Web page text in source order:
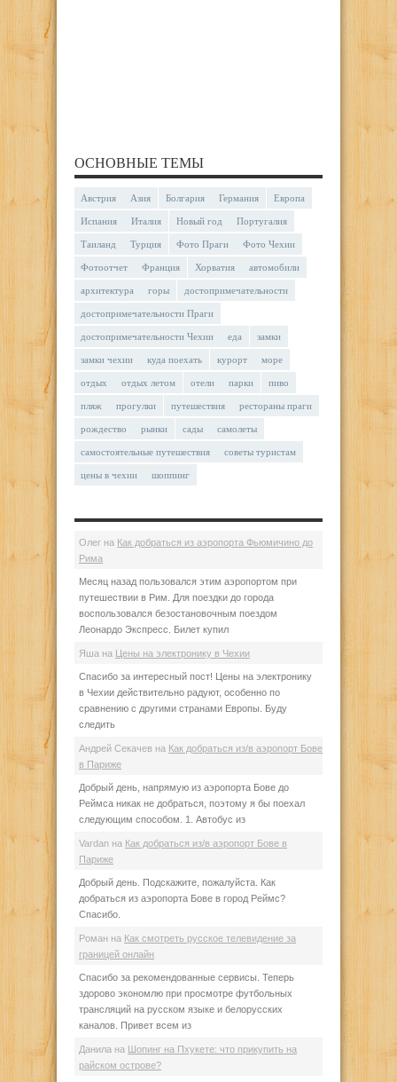
ОСНОВНЫЕ ТЕМЫ
Австрия Азия Болгария Германия Европа
Испания Италия Новый год Португалия
Таиланд Турция Фото Праги Фото Чехии
Фотоотчет Франция Хорватия автомобили
архитектура горы достопримечательности
достопримечательности Праги
достопримечательности Чехии еда замки
замки чехии куда поехать курорт море
отдых отдых летом отели парки пиво
пляж прогулки путешествия рестораны праги
рождество рынки сады самолеты
самостоятельные путешествия советы туристам
цены в чехии шоппинг
Олег на Как добраться из аэропорта Фьюмичино до
Рима
Месяц назад пользовался этим аэропортом при
путешествии в Рим. Для поездки до города
воспользовался безостановочным поездом
Леонардо Экспресс. Билет купил
Яша на Цены на электронику в Чехии
Спасибо за интересный пост! Цены на электронику
в Чехии действительно радуют, особенно по
сравнению с другими странами Европы. Буду
следить
Андрей Секачев на Как добраться из/в аэропорт Бове
в Париже
Добрый день, напрямую из аэропорта Бове до
Реймса никак не добраться, поэтому я бы поехал
следующим способом. 1. Автобус из
Vardan на Как добраться из/в аэропорт Бове в
Париже
Добрый день. Подскажите, пожалуйста. Как
добраться из аэропорта Бове в город Реймс?
Спасибо.
Роман на Как смотреть русское телевидение за
границей онлайн
Спасибо за рекомендованные сервисы. Теперь
здорово экономлю при просмотре футбольных
трансляций на русском языке и белорусских
каналов. Привет всем из
Данила на
Шопинг на Пхукете: что прикупить на
райском острове?